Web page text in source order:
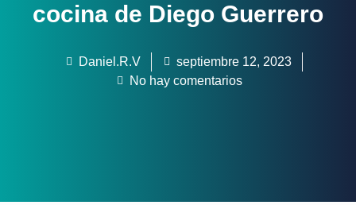
cocina de Diego Guerrero
Daniel.R.V
septiembre 12, 2023
No hay comentarios